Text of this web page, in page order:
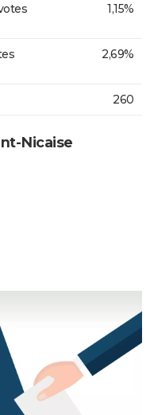
1,15%
2,69%
260
Nicaise